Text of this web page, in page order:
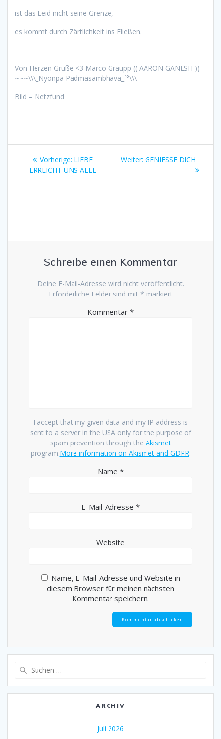
ist das Leid nicht seine Grenze,
es kommt durch Zärtlichkeit ins Fließen.
Von Herzen Grüße <3 Marco Graupp (( AARON GANESH ))
~~~\\\_Nyönpa Padmasambhava_´°\\\
Bild – Netzfund
Beitragsnavigation
Vorherige: Vorheriger
Beitrag:
LIEBE
ERREICHT UNS ALLE
Weiter: Nächster
GENIESSE DICH
Schreibe einen Kommentar
Deine E-Mail-Adresse wird nicht veröffentlicht.
Erforderliche Felder sind mit * markiert
Kommentar *
I accept that my given data and my IP address is
sent to a server in the USA only for the purpose of
spam prevention through the Akismet
program.More information on Akismet and GDPR.
Name *
E-Mail-Adresse *
Website
Name, E-Mail-Adresse und Website in
diesem Browser für meinen nächsten
Kommentar speichern.
ARCHIV
Juli 2026